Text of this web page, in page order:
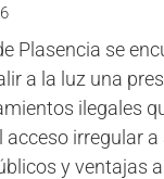
Plasencia se
a la luz una
ilegales
acceso irregular a
y ventajas